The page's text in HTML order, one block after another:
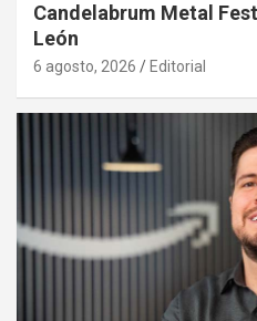
Candelabrum Metal
León
6 agosto, 2026 Editorial